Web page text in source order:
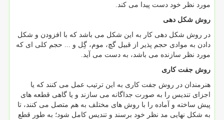
مورد نظر خود دست پیدا می کند.
روش شکل دهی
در روش شکل دهی کار به این شکل می باشد که با افزودن و شکل
دادن به موادی حجم پذیر از قبیل گچ، موم، گِل و ... حجم کلی ای که
مورد نظر سازنده می باشد، به دست می آید.
روش جفت کاری
هنرمندان در روش جفت کاری به این ترتیب عمل می کنند که یا
اجزای تندیس را به صورت جداگانه می سازند و یا گاهی قطعه های
پیش ساخته و آماده را با روش های مختلف به هم متصل می کنند، تا
به شکل نهایی مد نظر خود برسند و تندیس کامل شود؛ به طور قطع